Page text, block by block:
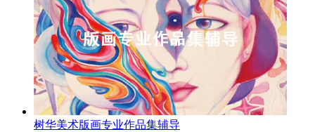
树华美术版画专业作品集辅导